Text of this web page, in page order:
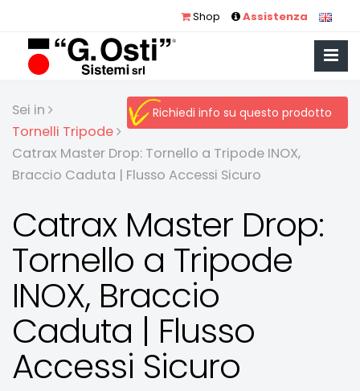
Shop Assistenza
Richiedi info su questo prodotto
Sei in
Tornelli Tripode
Catrax Master Drop: Tornello a Tripode INOX,
Braccio Caduta | Flusso Accessi Sicuro
Catrax Master Drop:
Tornello a Tripode
INOX, Braccio
Caduta | Flusso
Accessi Sicuro